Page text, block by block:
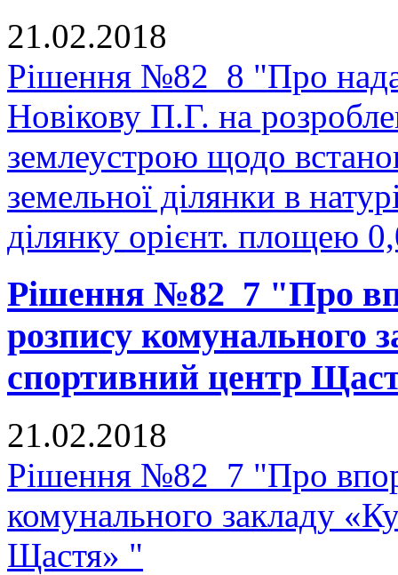
21.02.2018
Рішення №82_8 "Про
Новікову П.Г. на
землеустрою щодо
земельної ділянки в
ділянку орієнт. площею
Рішення №82_7 "Про
розпису комунального
спортивний центр
21.02.2018
Рішення №82_7 "Про
комунального закладу
Щастя» "